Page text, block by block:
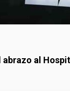
al